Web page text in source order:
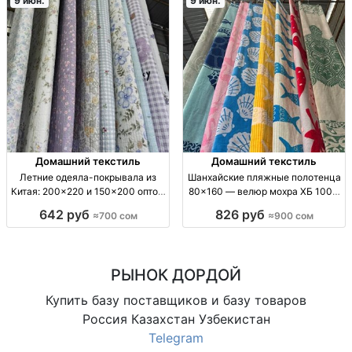
Домашний текстиль
Летние одеяла-покрывала из
Китая: 200×220 и 150×200 оптом
КНР. Размер 200×220 см и
642 руб ≈700 сом
Домашний текстиль
Шанхайские пляжные полотенца
80×160 — велюр мохра ХБ 100%
велюр-мохра; ХБ 100%; для
826 руб ≈900 сом
РЫНОК ДОРДОЙ
Купить базу поставщиков и базу товаров
Россия Казахстан Узбекистан
Telegram